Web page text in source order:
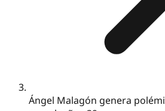
Ángel Malagón genera